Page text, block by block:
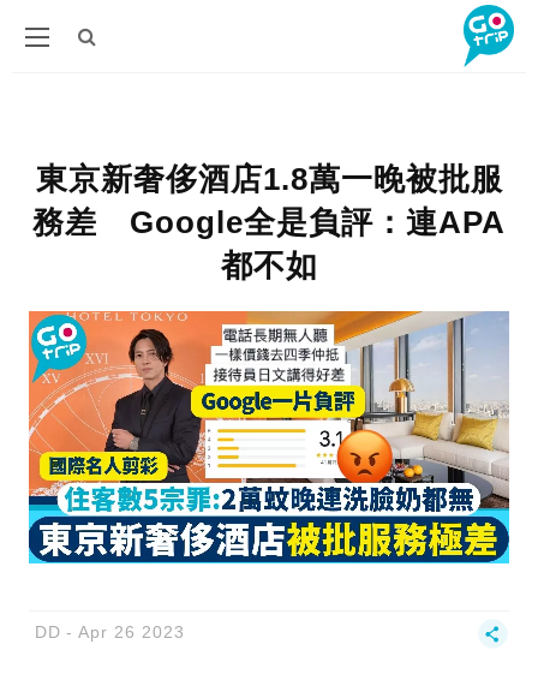
東京新奢侈酒店1.8萬一晚被批服
務差 Google全是負評：連APA
都不如
DD Apr 26 2023